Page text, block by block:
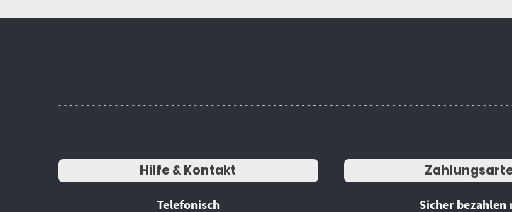
Hilfe & Kontakt
Telefonisch
Sicher bezahlen